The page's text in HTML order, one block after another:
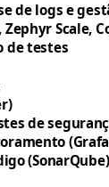
de logs e
Scale,
de testes
de
(SonarQube)